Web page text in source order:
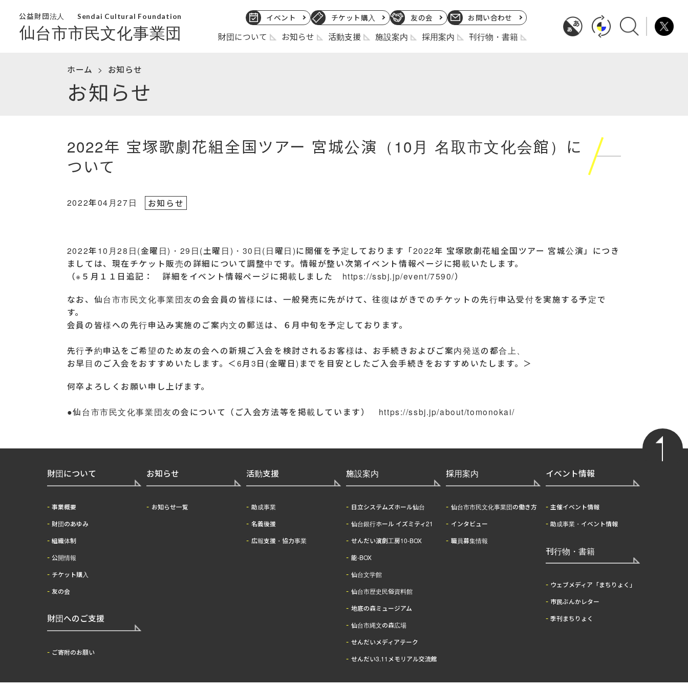
公益財団法人 Sendai Cultural Foundation
仙台市市民文化事業団
イベント チケット購入 友の会 お問い合わせ
財団について お知らせ 活動支援 施設案内 採用案内 刊行物・書籍
ホーム お知らせ
お知らせ
2022年 宝塚歌劇花組全国ツアー 宮城公演（10月 名取市文化会館）に
ついて
2022年04月27日 お知らせ
2022年10月28日(金曜日)・29日(土曜日)・30日(日曜日)に開催を予定しております「2022年 宝塚歌劇花組全国ツアー 宮城公演」につき
ましては、現在チケット販売の詳細について調整中です。情報が整い次第イベント情報ページに掲載いたします。
（※５月１１日追記： 詳細をイベント情報ページに掲載しました https://ssbj.jp/event/7590/）
なお、仙台市市民文化事業団友の会会員の皆様には、一般発売に先がけて、往復はがきでのチケットの先行申込受付を実施する予定で
す。
会員の皆様への先行申込み実施のご案内文の郵送は、６月中旬を予定しております。
先行予約申込をご希望のため友の会への新規ご入会を検討されるお客様は、お手続きおよびご案内発送の都合上、
お早目のご入会をおすすめいたします。＜6月3日(金曜日)までを目安としたご入会手続きをおすすめいたします。＞
何卒よろしくお願い申し上げます。
●仙台市市民文化事業団友の会について（ご入会方法等を掲載しています） https://ssbj.jp/about/tomonokai/
財団について
事業概要
財団のあゆみ
組織体制
公開情報
チケット購入
友の会
財団へのご支援
ご寄附のお願い
お知らせ
お知らせ一覧
活動支援
助成事業
名義後援
広報支援・協力事業
施設案内
日立システムズホール仙台
仙台銀行ホール イズミティ21
せんだい演劇工房10-BOX
能-BOX
仙台文学館
仙台市歴史民俗資料館
地底の森ミュージアム
仙台市縄文の森広場
せんだいメディアテーク
せんだい3.11メモリアル交流館
採用案内
仙台市市民文化事業団の働き方
インタビュー
職員募集情報
イベント情報
主催イベント情報
助成事業・イベント情報
刊行物・書籍
ウェブメディア「まちりょく」
市民ぶんかレター
季刊まちりょく